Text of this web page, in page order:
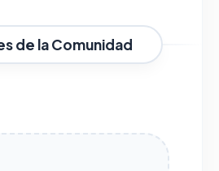
de la Comunidad